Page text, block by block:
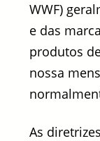
WWF)
e das
produtos
nossa
As